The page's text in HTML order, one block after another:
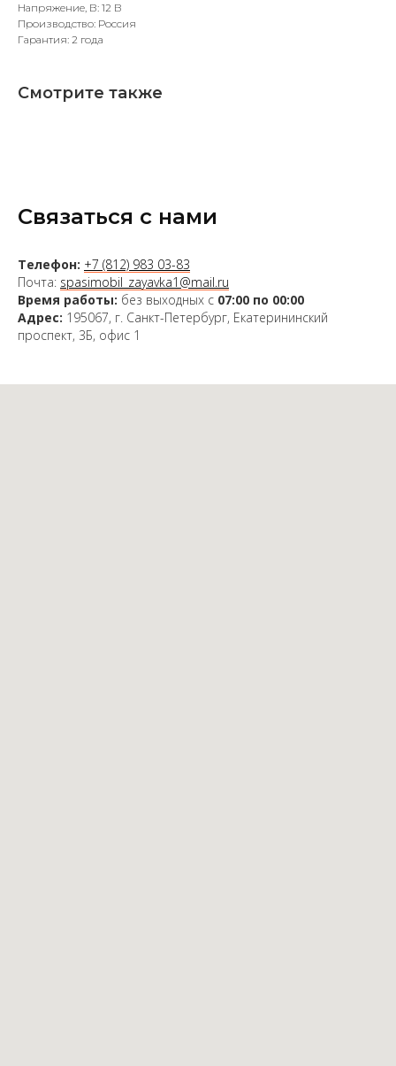
Напряжение, В: 12 В
Производство: Россия
Гарантия: 2 года
Смотрите также
Связаться с нами
Телефон: +7 (812) 983 03-83
Почта: spasimobil_zayavka1@mail.ru
Время работы: без выходных с 07:00 по 00:00
Адрес: 195067, г. Санкт-Петербург, Екатерининский
проспект, 3Б, офис 1